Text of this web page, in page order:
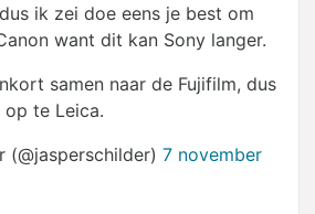
ik zei doe eens je best om
want dit kan Sony langer.
samen naar de Fujifilm, dus
te Leica.
7 november